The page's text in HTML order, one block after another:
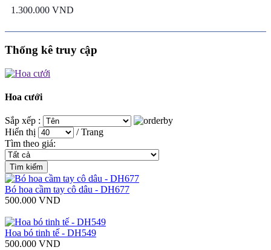
1.300.000 VND
Thống kê truy cập
Hoa cưới
Sắp xếp :
Hiển thị
/ Trang
Tìm theo giá:
Bó hoa cầm tay cô dâu - DH677
500.000 VND
Hoa bó tinh tế - DH549
500.000 VND